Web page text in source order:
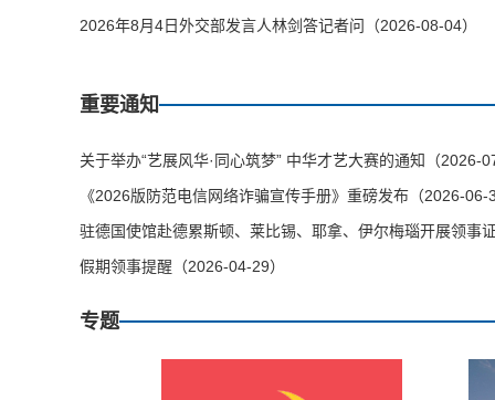
2026年8月4日外交部发言人林剑答记者问（2026-08-04）
重要通知
关于举办“艺展风华·同心筑梦” 中华才艺大赛的通知（2026-
《2026版防范电信网络诈骗宣传手册》重磅发布（2026-06-
驻德国使馆赴德累斯顿、莱比锡、耶拿、伊尔梅瑙开展领事
假期领事提醒（2026-04-29）
专题